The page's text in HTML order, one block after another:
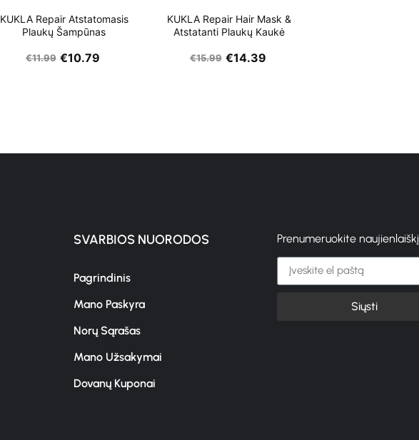
KUKLA Repair Atstatomasis
Plaukų Šampūnas
€11.99 €10.79
KUKLA Repair Hair Mask &
Atstatanti Plaukų Kaukė
€15.99 €14.39
SVARBIOS NUORODOS
Pagrindinis
Mano Paskyra
Norų Sąrašas
Mano Užsakymai
Dovanų Kuponai
Prenumeruokite naujienlaiškį
Siųsti